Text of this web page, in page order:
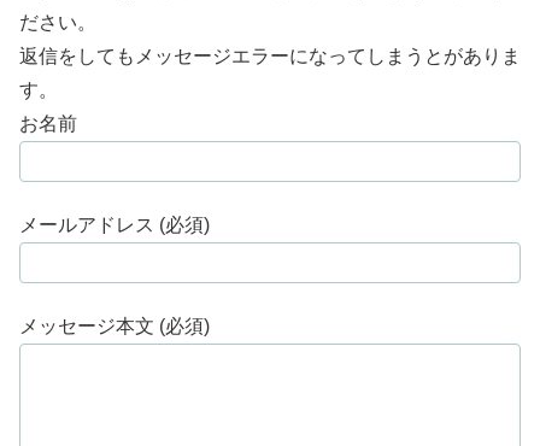
ださい。
返信をしてもメッセージエラーになってしまうとがありま
す。
お名前
メールアドレス (必須)
メッセージ本文 (必須)